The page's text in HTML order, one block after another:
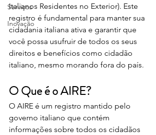
Serviços
Inovação
Italianos Residentes no Exterior). Este
registro é fundamental para manter sua
cidadania italiana ativa e garantir que
você possa usufruir de todos os seus
direitos e benefícios como cidadão
italiano, mesmo morando fora do país.
O Que é o AIRE?
O AIRE é um registro mantido pelo
governo italiano que contém
informações sobre todos os cidadãos